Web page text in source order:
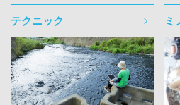
テクニック ミ